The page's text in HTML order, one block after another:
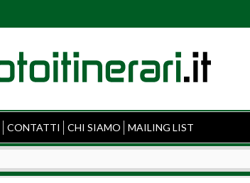
CONTATTI CHI SIAMO MAILING LIST